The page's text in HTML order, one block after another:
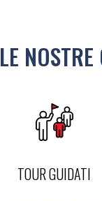
LE NOSTRE
TOUR GUIDATI